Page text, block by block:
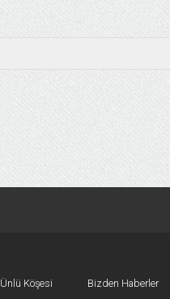
Ünlü Köşesi Bizden Haberler